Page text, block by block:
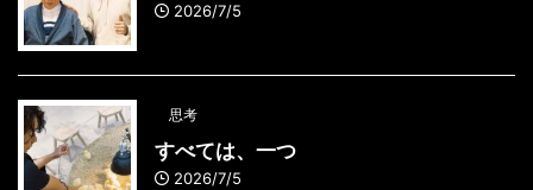
2026/7/5
思考
すべては、一つ
2026/7/5